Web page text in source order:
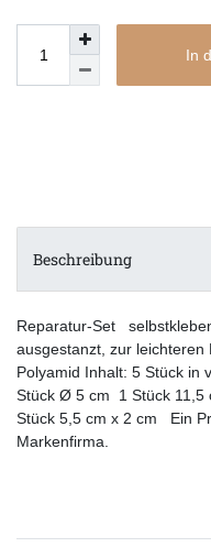
In
Beschreibung
Reparatur-Set
ausgestanzt, zur
Polyamid Inhalt: 5 Stück in
Stück Ø 5 cm 1 Stück 11,5
Stück 5,5 cm x 2 cm Ein
Markenfirma.